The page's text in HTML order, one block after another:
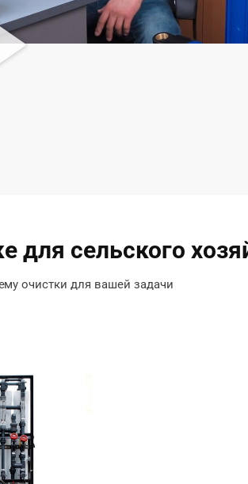
для сельского
очистки для вашей задачи